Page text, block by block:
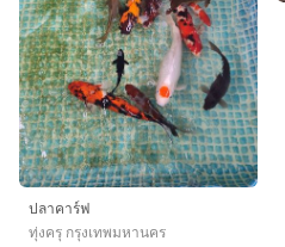
ปลาคาร์ฟ
ทุ่งครุ กรุงเทพมหานคร